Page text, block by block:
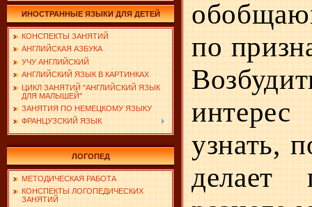
ИНОСТРАННЫЕ ЯЗЫКИ ДЛЯ ДЕТЕЙ
КОНСПЕКТЫ ЗАНЯТИЙ
АНГЛИЙСКАЯ АЗБУКА
УЧУ АНГЛИЙСКИЙ
АНГЛИЙСКИЙ ЯЗЫК В КАРТИНКАХ
ЦИКЛ ЗАНЯТИЙ "АНГЛИЙСКИЙ ЯЗЫК
ДЛЯ МАЛЫШЕЙ"
ЗАНЯТИЯ ПО НЕМЕЦКОМУ ЯЗЫКУ
ФРАНЦУЗСКИЙ ЯЗЫК
ЛОГОПЕД
МЕТОДИЧЕСКАЯ РАБОТА
КОНСПЕКТЫ ЛОГОПЕДИЧЕСКИХ
ЗАНЯТИЙ
по
узнать,
делает